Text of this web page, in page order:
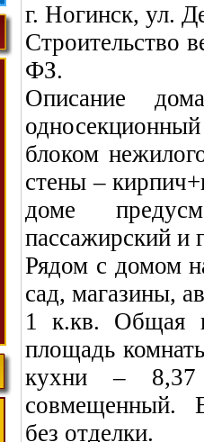
г. Ногинск, ул.
Строительство
ФЗ.
Описание
блоком
стены –
доме
пассажирский и
Рядом с домом
сад, магазины,
1 к.кв. Общая
площадь
кухни –
совмещенный.
без отделки.